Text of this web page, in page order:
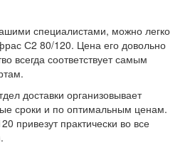
специалистами, можно легко
С2 80/120. Цена его довольно
всегда соответствует самым
доставки организовывает
сроки и по оптимальным ценам.
привезут практически во все